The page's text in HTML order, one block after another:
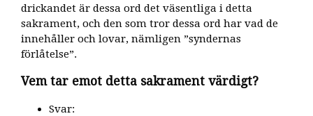
drickandet är dessa ord det väsentliga i detta
sakrament, och den som tror dessa ord har vad de
innehåller och lovar, nämligen ”syndernas
förlåtelse”.
Vem tar emot detta sakrament värdigt?
Svar: